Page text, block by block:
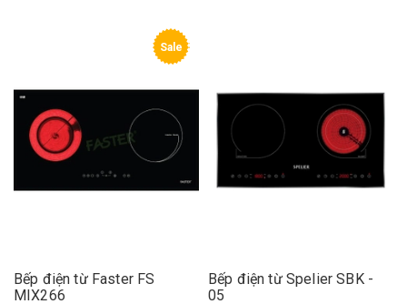
Sale
Bếp điện từ Faster FS
MIX266
Bếp điện từ Spelier SBK -
05